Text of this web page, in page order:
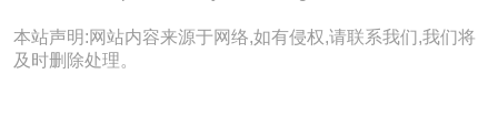
本站声明:网站内容来源于网络,如有侵权,请联系我们,我们将
及时删除处理。